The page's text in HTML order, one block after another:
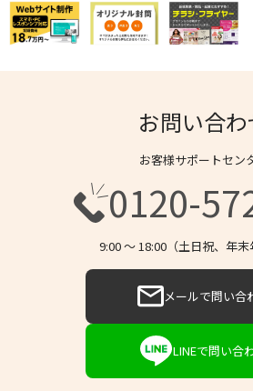
お問い合わ
お客様サポートセン
0120-
9:00 〜 18:00（土日祝、年末
メールで問い合
LINEで問い合